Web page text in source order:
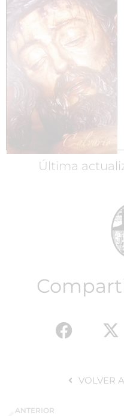
Última
VOLVER
ANTERIOR